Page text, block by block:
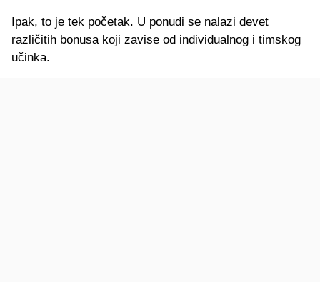
Ipak, to je tek početak. U ponudi se nalazi devet
različitih bonusa koji zavise od individualnog i timskog
učinka.